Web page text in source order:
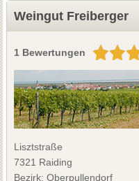
Weingut Freiberger
1 Bewertungen
Lisztstraße
7321 Raiding
Bezirk: Oberpullendorf